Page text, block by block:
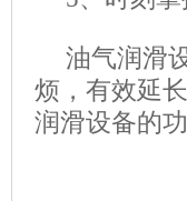
油气润滑
烦，有效延
润滑设备的功